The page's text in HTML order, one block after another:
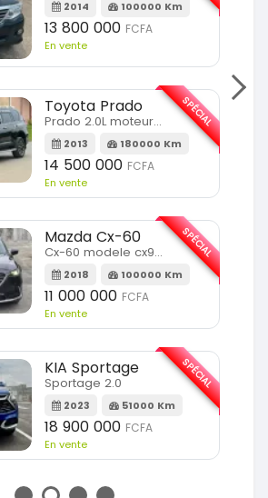
2014 100000 Km
13 800 000 FCFA
En vente
Toyota Prado
Prado 2.0L moteur d4d
2013 180000 Km
14 500 000 FCFA
En vente
SPÉCIAL
Mazda Cx-60
Cx-60 modele cx9 full option
2018 100000 Km
11 000 000 FCFA
En vente
SPÉCIAL
KIA Sportage
Sportage 2.0
2023 51000 Km
18 900 000 FCFA
En vente
SPÉCIAL